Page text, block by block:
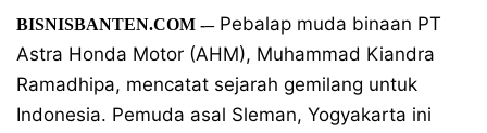
BISNISBANTEN.COM -–Pebalap muda binaan PT
Astra Honda Motor (AHM), Muhammad Kiandra
Ramadhipa, mencatat sejarah gemilang untuk
Indonesia. Pemuda asal Sleman, Yogyakarta ini